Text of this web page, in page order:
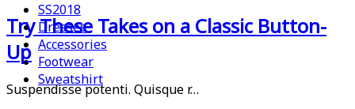
SS2018
Dresses
Accessories
Footwear
Sweatshirt
Try These Takes on a Classic Button-
Up
Suspendisse potenti. Quisque r…